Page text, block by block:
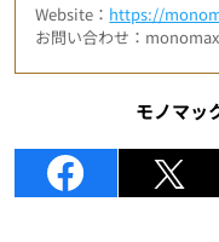
Website： https://
お問い合わせ：
モノマッ